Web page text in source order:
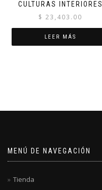
CULTURAS INTERIORES
$ 23,403.00
LEER MÁS
MENÚ DE NAVEGACIÓN
Tienda